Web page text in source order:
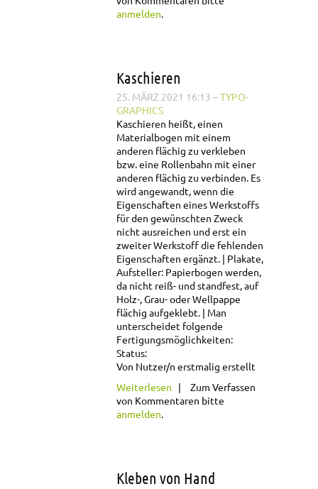
anmelden
Kaschieren
25. MÄRZ 2021 16:13 –TYPO-
GRAPHICS
Kaschieren heißt, einen
Materialbogen mit einem
anderen flächig zu verkleben
bzw. eine Rollenbahn mit einer
anderen flächig zu verbinden. Es
wird angewandt, wenn die
Eigenschaften eines Werkstoffs
für den gewünschten Zweck
nicht ausreichen und erst ein
zweiter Werkstoff die fehlenden
Eigenschaften ergänzt.
Plakate,
Aufsteller: Papierbogen werden,
da nicht reiß- und standfest, auf
Holz-, Grau- oder Wellpappe
flächig aufgeklebt.
Man
unterscheidet folgende
Fertigungsmöglichkeiten:
Status:
Von Nutzer/n erstmalig erstellt
Weiterlesen über Kaschieren
Zum Verfassen
von Kommentaren bitte
anmelden.
Kleben von Hand